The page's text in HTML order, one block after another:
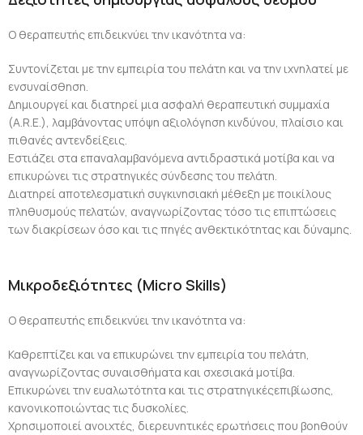
Ο θεραπευτής επιδεικνύει την ικανότητα να:
Συντονίζεται με την εμπειρία του πελάτη και να την ιχνηλατεί με
ενσυναίσθηση.
Δημιουργεί και διατηρεί μια ασφαλή θεραπευτική συμμαχία
(A.R.E.), λαμβάνοντας υπόψη αξιολόγηση κινδύνου, πλαίσιο και
πιθανές αντενδείξεις.
Εστιάζει στα επαναλαμβανόμενα αντιδραστικά μοτίβα και να
επικυρώνει τις στρατηγικές σύνδεσης του πελάτη.
Διατηρεί αποτελεσματική συγκινησιακή μέθεξη με ποικίλους
πληθυσμούς πελατών, αναγνωρίζοντας τόσο τις επιπτώσεις
των διακρίσεων όσο και τις πηγές ανθεκτικότητας και δύναμης.
Μικροδεξιότητες (Micro Skills)
Ο θεραπευτής επιδεικνύει την ικανότητα να:
Καθρεπτίζει και να επικυρώνει την εμπειρία του πελάτη,
αναγνωρίζοντας συναισθήματα και σχεσιακά μοτίβα.
Επικυρώνει την ευαλωτότητα και τις στρατηγικέςεπιβίωσης,
κανονικοποιώντας τις δυσκολίες.
Χρησιμοποιεί ανοιχτές, διερευνητικές ερωτήσεις που βοηθούν